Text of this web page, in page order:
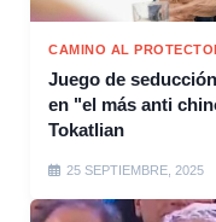
CAMINO AL
Juego de
en "el más anti
Tokatlian
25 SEPTIEMBRE, 2025